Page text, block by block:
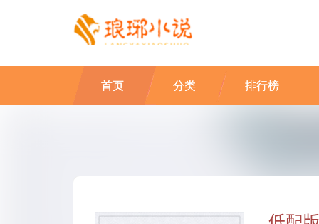
首页 分类 排行榜